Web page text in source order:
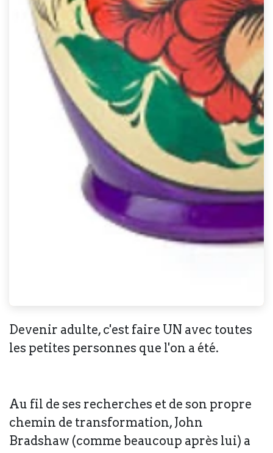
Devenir adulte, c'est faire UN avec toutes
les petites personnes que l'on a été.
Au fil de ses recherches et de son propre
chemin de transformation, John
Bradshaw (comme beaucoup après lui) a